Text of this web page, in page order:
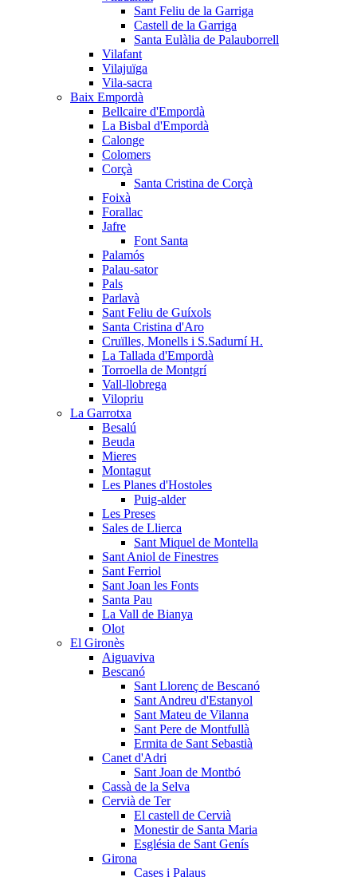
Sant Feliu de la Garriga
Castell de la Garriga
Santa Eulàlia de Palauborrell
Vilafant
Vilajuïga
Vila-sacra
Baix Empordà
Bellcaire d'Empordà
La Bisbal d'Empordà
Calonge
Colomers
Corçà
Santa Cristina de Corçà
Foixà
Forallac
Jafre
Font Santa
Palamós
Palau-sator
Pals
Parlavà
Sant Feliu de Guíxols
Santa Cristina d'Aro
Cruïlles, Monells i S.Sadurní H.
La Tallada d'Empordà
Torroella de Montgrí
Vall-llobrega
Vilopriu
La Garrotxa
Besalú
Beuda
Mieres
Montagut
Les Planes d'Hostoles
Puig-alder
Les Preses
Sales de Llierca
Sant Miquel de Montella
Sant Aniol de Finestres
Sant Ferriol
Sant Joan les Fonts
Santa Pau
La Vall de Bianya
Olot
El Gironès
Aiguaviva
Bescanó
Sant Llorenç de Bescanó
Sant Andreu d'Estanyol
Sant Mateu de Vilanna
Sant Pere de Montfullà
Ermita de Sant Sebastià
Canet d'Adri
Sant Joan de Montbó
Cassà de la Selva
Cervià de Ter
El castell de Cervià
Monestir de Santa Maria
Església de Sant Genís
Girona
Cases i Palaus